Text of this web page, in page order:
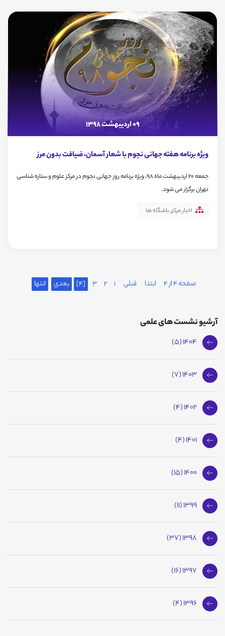
09 اردیبهشت 1398
ویژه برنامه هفته جهانی نجوم با شعار آسمان، ضیافت بدون مرز
جمعه 20 اردیبهشت ماه 98، ویژه برنامه روز جهانی نجوم در مرکز علوم و ستاره شناسی
تهران برگزار می شود.
اخبار مرکز,باشگاه ها
صفحه 4 از 4 ابتدا قبلی 1
2
3
[4] بعدی انتها
آرشیو نشست های علمی
1404 (5)
1403 (7)
1402 (4)
1401 (4)
1400 (15)
1399 (11)
1398 (37)
1397 (16)
1396 (4)